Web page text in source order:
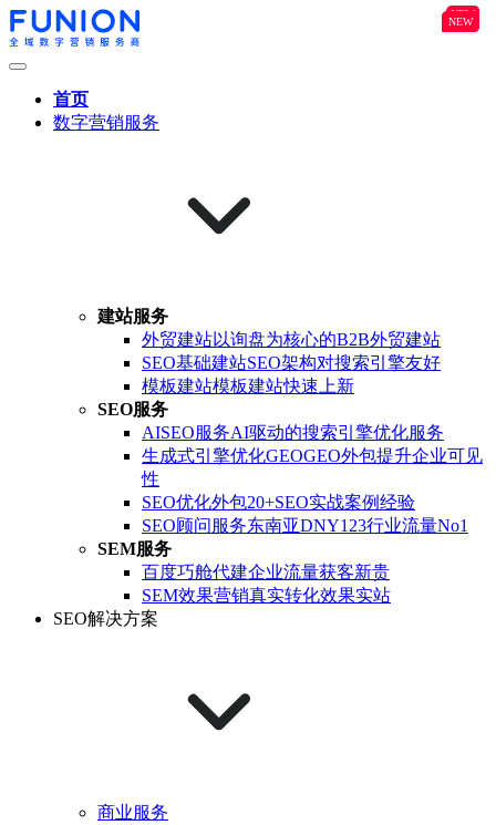
首页
数字营销服务
建站服务
外贸建站
B2B
以询盘为核心的B2B外贸建站
SEO基础建站SEO架构对搜索引擎友好
模板建站模板建站快速上新
SEO服务
AISEO服务AI驱动的搜索引擎优化服务
生成式引擎优化GEO
NEW
GEO外包提升企业可见
性
SEO优化外包20+SEO实战案例经验
SEO顾问服务东南亚DNY123行业流量No1
SEM服务
百度巧舱代建企业流量获客新贵
SEM效果营销真实转化效果实站
SEO解决方案
商业服务
NEW
NEW